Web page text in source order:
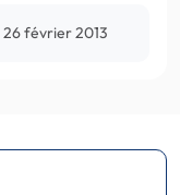
26 février 2013